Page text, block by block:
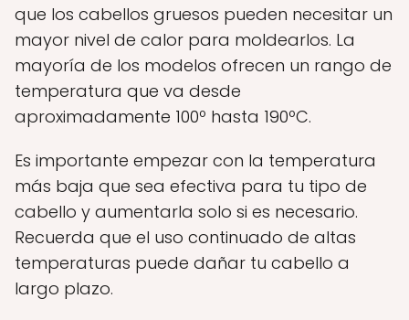
que los cabellos gruesos pueden necesitar un
mayor nivel de calor para moldearlos. La
mayoría de los modelos ofrecen un rango de
temperatura que va desde
aproximadamente 100º hasta 190ºC.
Es importante empezar con la temperatura
más baja que sea efectiva para tu tipo de
cabello y aumentarla solo si es necesario.
Recuerda que el uso continuado de altas
temperaturas puede dañar tu cabello a
largo plazo.